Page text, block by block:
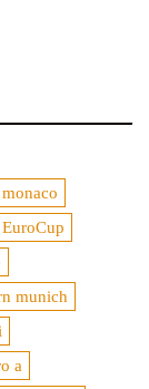
monaco
munich
a